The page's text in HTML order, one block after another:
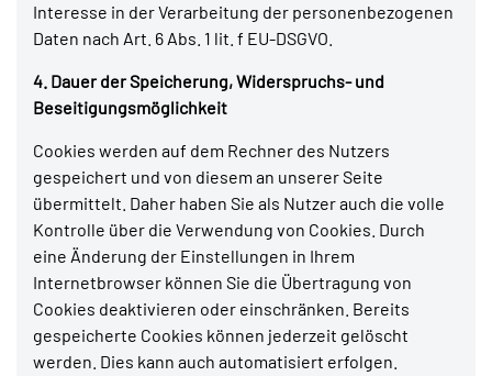
Interesse in der Verarbeitung der personenbezogenen
Daten nach Art. 6 Abs. 1 lit. f EU-DSGVO.
4. Dauer der Speicherung, Widerspruchs- und
Beseitigungsmöglichkeit
Cookies werden auf dem Rechner des Nutzers
gespeichert und von diesem an unserer Seite
übermittelt. Daher haben Sie als Nutzer auch die volle
Kontrolle über die Verwendung von Cookies. Durch
eine Änderung der Einstellungen in Ihrem
Internetbrowser können Sie die Übertragung von
Cookies deaktivieren oder einschränken. Bereits
gespeicherte Cookies können jederzeit gelöscht
werden. Dies kann auch automatisiert erfolgen.